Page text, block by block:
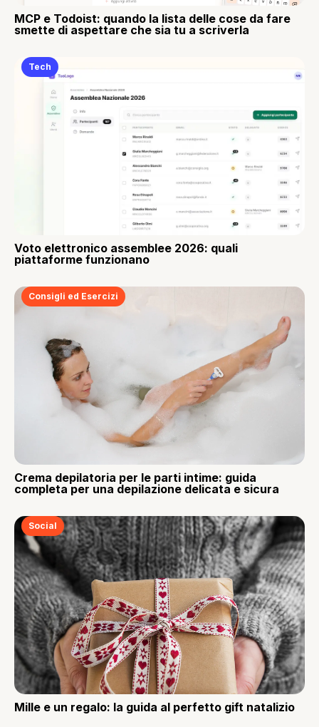
MCP e Todoist: quando la lista delle cose da fare
smette di aspettare che sia tu a scriverla
Tech
Voto elettronico assemblee 2026: quali
piattaforme funzionano
Consigli ed Esercizi
Crema depilatoria per le parti intime: guida
completa per una depilazione delicata e sicura
Social
Mille e un regalo: la guida al perfetto gift natalizio